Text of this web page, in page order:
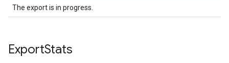
The export is in progress.
ExportStats